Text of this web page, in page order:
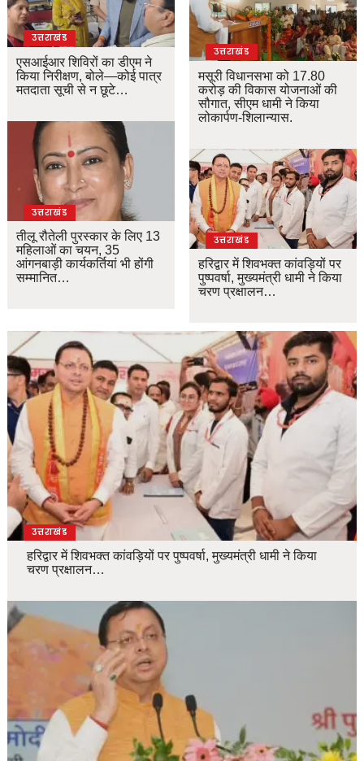
उत्तराखंड
एसआईआर शिविरों का डीएम ने
किया निरीक्षण, बोले—कोई पात्र
मतदाता सूची से न छूटे…
उत्तराखंड
तीलू रौतेली पुरस्कार के लिए 13
महिलाओं का चयन, 35
आंगनबाड़ी कार्यकर्तियां भी होंगी
सम्मानित…
उत्तराखंड
मसूरी विधानसभा को 17.80
करोड़ की विकास योजनाओं की
सौगात, सीएम धामी ने किया
लोकार्पण-शिलान्यास.
उत्तराखंड
हरिद्वार में शिवभक्त कांवड़ियों पर
पुष्पवर्षा, मुख्यमंत्री धामी ने किया
चरण प्रक्षालन…
उत्तराखंड
हरिद्वार में शिवभक्त कांवड़ियों पर पुष्पवर्षा, मुख्यमंत्री धामी ने किया
चरण प्रक्षालन…